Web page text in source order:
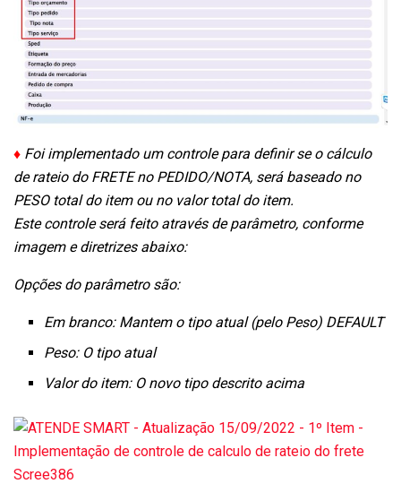
♦ Foi implementado um controle para definir se o cálculo
de rateio do FRETE no PEDIDO/NOTA, será baseado no
PESO total do item ou no valor total do item.
Este controle será feito através de parâmetro, conforme
imagem e diretrizes abaixo:
Opções do parâmetro são:
Em branco: Mantem o tipo atual (pelo Peso) DEFAULT
Peso: O tipo atual
Valor do item: O novo tipo descrito acima